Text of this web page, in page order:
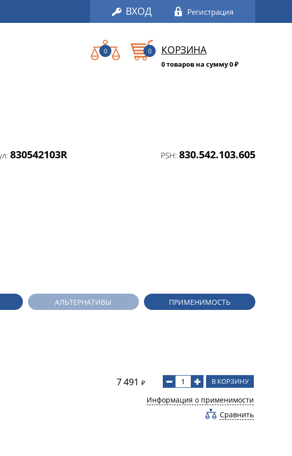
ВХОД Регистрация
0 0 КОРЗИНА
0 товаров на сумму 0₽
830542103R PSH: 830.542.103.605
АЛЬТЕРНАТИВЫ ПРИМЕНИМОСТЬ
7 491 ₽ В КОРЗИНУ
Информация о применимости
Сравнить